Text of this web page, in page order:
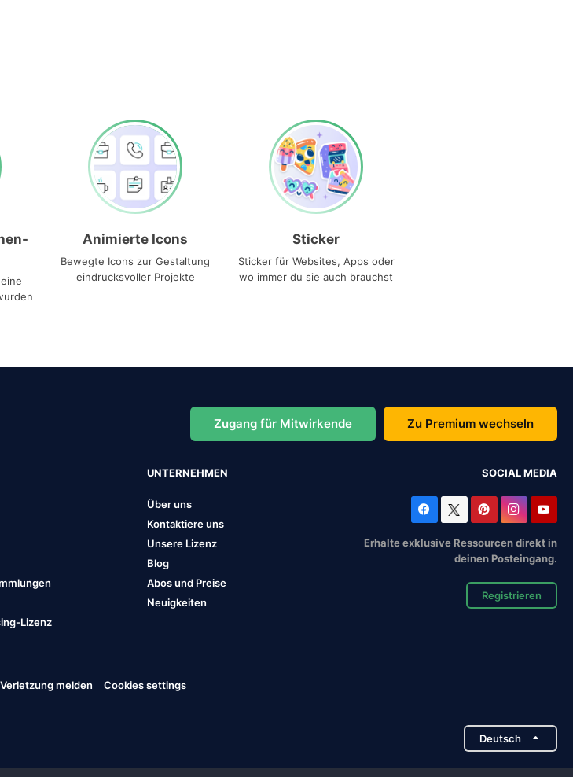
Animierte Icons
Bewegte Icons zur Gestaltung
eindrucksvoller Projekte
Sticker
Sticker für Websites, Apps oder
wo immer du sie auch brauchst
Zugang für Mitwirkende Zu Premium wechseln
Lizenz
UNTERNEHMEN
Über uns
Kontaktiere uns
Unsere Lizenz
Blog
Abos und Preise
Neuigkeiten
SOCIAL MEDIA
Erhalte exklusive Ressourcen direkt in
deinen Posteingang.
Registrieren
melden Cookies settings
Deutsch